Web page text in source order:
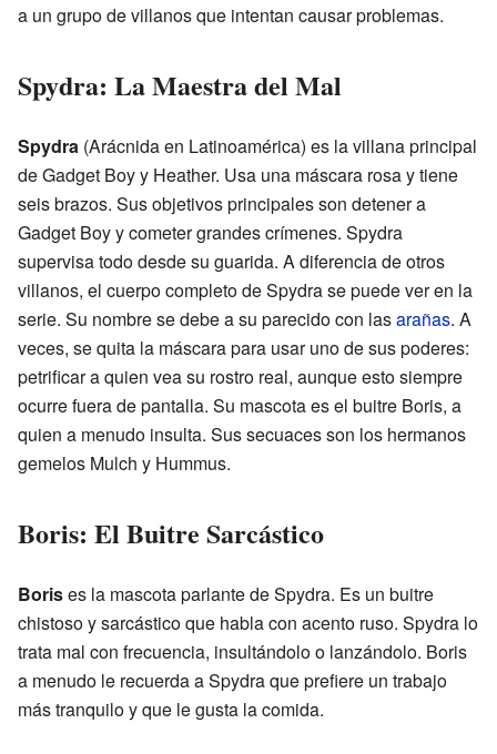
a un grupo de villanos que intentan causar problemas.
Spydra: La Maestra del Mal
Spydra (Arácnida en Latinoamérica) es la villana principal
de Gadget Boy y Heather. Usa una máscara rosa y tiene
seis brazos. Sus objetivos principales son detener a
Gadget Boy y cometer grandes crímenes. Spydra
supervisa todo desde su guarida. A diferencia de otros
villanos, el cuerpo completo de Spydra se puede ver en la
serie. Su nombre se debe a su parecido con lasarañas. A
veces, se quita la máscara para usar uno de sus poderes:
petrificar a quien vea su rostro real, aunque esto siempre
ocurre fuera de pantalla. Su mascota es el buitre Boris, a
quien a menudo insulta. Sus secuaces son los hermanos
gemelos Mulch y Hummus.
Boris: El Buitre Sarcástico
Borises la mascota parlante de Spydra. Es un buitre
chistoso y sarcástico que habla con acento ruso. Spydra lo
trata mal con frecuencia, insultándolo o lanzándolo. Boris
a menudo le recuerda a Spydra que prefiere un trabajo
más tranquilo y que le gusta la comida.